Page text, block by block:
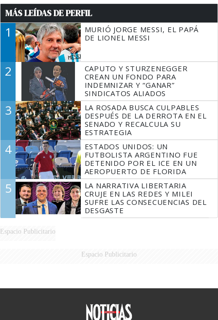
MÁS LEÍDAS DE PERFIL
1
MURIÓ JORGE MESSI, EL PAPÁ
DE LIONEL MESSI
2
CAPUTO Y STURZENEGGER
CREAN UN FONDO PARA
INDEMNIZAR Y “GANAR”
SINDICATOS ALIADOS
3
LA ROSADA BUSCA CULPABLES
DESPUÉS DE LA DERROTA EN EL
SENADO Y RECALCULA SU
ESTRATEGIA
4
ESTADOS UNIDOS: UN
FUTBOLISTA ARGENTINO FUE
DETENIDO POR EL ICE EN UN
AEROPUERTO DE FLORIDA
5
LA NARRATIVA LIBERTARIA
CRUJE EN LAS REDES Y MILEI
SUFRE LAS CONSECUENCIAS DEL
DESGASTE
Espacio Publicitario
Espacio Publicitario